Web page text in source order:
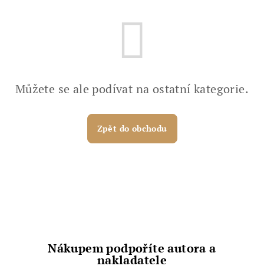
Můžete se ale podívat na ostatní kategorie.
Zpět do obchodu
Nákupem podpoříte autora a
nakladatele